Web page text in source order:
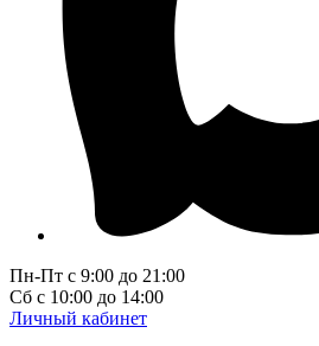
Пн-Пт с 9:00 до 21:00
Сб с 10:00 до 14:00
Личный кабинет